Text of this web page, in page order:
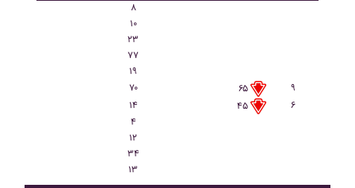
۸
۱۰
۲۳
۷۷
۱۹
۷۰
۶۵
۹
۱۴
۴۵
۶
۴
۱۲
۳۴
۱۳